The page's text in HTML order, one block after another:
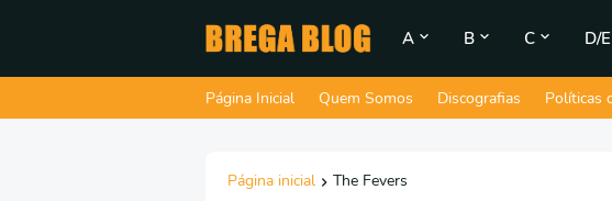
A B C D/E
Página Inicial Quem Somos Discografias Políticas
Página inicial The Fevers